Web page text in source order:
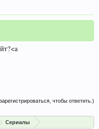
чтобы ответить.)
Сериалы